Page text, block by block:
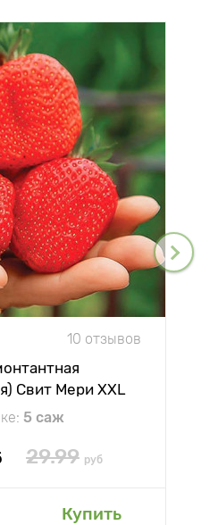
10 отзывов
Свит Мери XXL
5 саж
29.99 руб
Купить